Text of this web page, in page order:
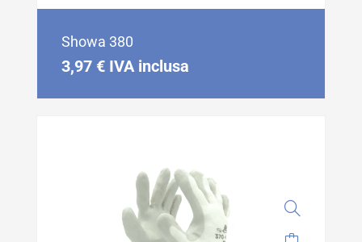
Showa 380
3,97 € IVA inclusa